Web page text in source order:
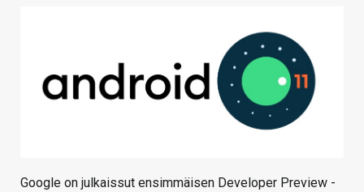
Google on julkaissut ensimmäisen Developer Preview -